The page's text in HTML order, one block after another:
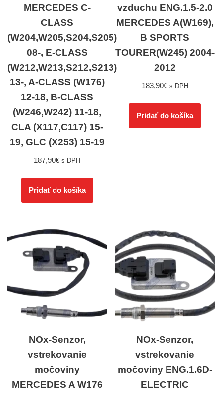
MERCEDES C-
CLASS
(W204,W205,S204,S205)
08-, E-CLASS
(W212,W213,S212,S213)
13-, A-CLASS (W176)
12-18, B-CLASS
(W246,W242) 11-18,
CLA (X117,C117) 15-
19, GLC (X253) 15-19
187,90€ s DPH
Pridať do košíka
vzduchu ENG.1.5-2.0
MERCEDES A(W169),
B SPORTS
TOURER(W245) 2004-
2012
183,90€ s DPH
Pridať do košíka
NOx-Senzor,
vstrekovanie
močoviny
MERCEDES A W176
NOx-Senzor,
vstrekovanie
močoviny ENG.1.6D-
ELECTRIC